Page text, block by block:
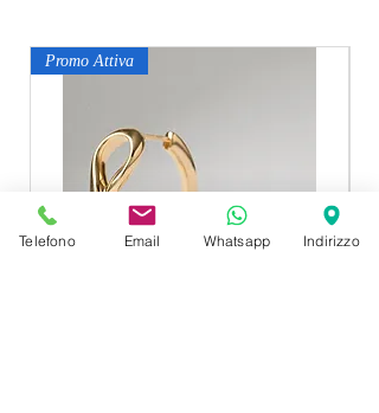
Promo Attiva
Telefono Email Whatsapp Indirizzo